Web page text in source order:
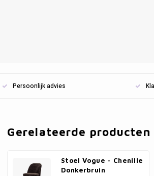
Persoonlijk advies
Gerelateerde producten
Stoel Vogue - Chenille
Donkerbruin